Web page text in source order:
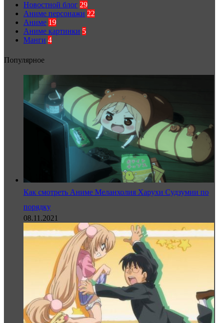
Новостной блог 29
Аниме персонажи 22
Аниме 19
Аниме картинки 5
Манги 4
Популярное
Как смотреть Аниме Меланхолия Харухи Судзумии по
порядку
08.11.2021